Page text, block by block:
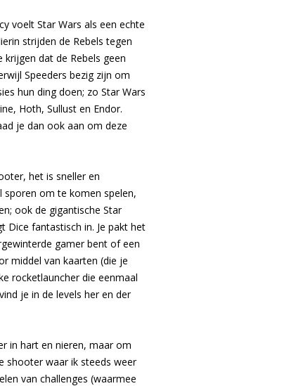
voelt Star Wars als een echte
strijden de Rebels tegen
krijgen dat de Rebels geen
Speeders bezig zijn om
hun ding doen; zo Star Wars
Hoth, Sullust en Endor.
je dan ook aan om deze
het is sneller en
sporen om te komen spelen,
ook de gigantische Star
Dice fantastisch in. Je pakt het
gamer bent of een
middel van kaarten (die je
rocketlauncher die eenmaal
je in de levels her en der
in hart en nieren, maar om
shooter waar ik steeds weer
van challenges (waarmee